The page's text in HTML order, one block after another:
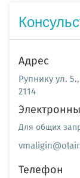
Адрес
Рупнику ул.
2114
Для общих
Телефон